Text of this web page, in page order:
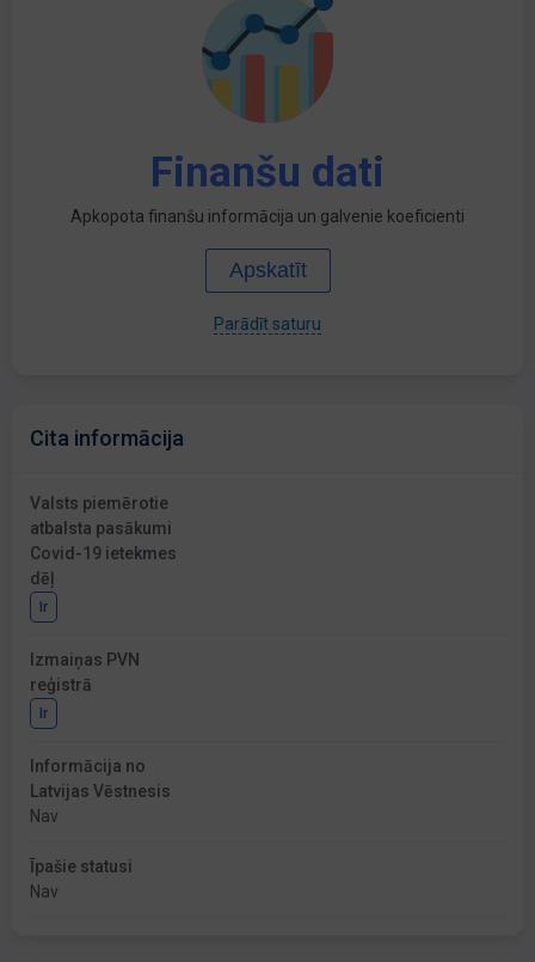
Finanšu dati
Apkopota finanšu informācija un galvenie koeficienti
Apskatīt
Parādīt saturu
Cita informācija
Valsts piemērotie
atbalsta pasākumi
Covid-19 ietekmes
dēļ
Ir
Izmaiņas PVN
reģistrā
Ir
Informācija no
Latvijas Vēstnesis
Nav
Īpašie statusi
Nav